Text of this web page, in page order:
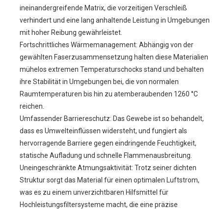
ineinandergreifende Matrix, die vorzeitigen Verschleiß
verhindert und eine lang anhaltende Leistung in Umgebungen
mit hoher Reibung gewährleistet.
Fortschrittliches Wärmemanagement: Abhängig von der
gewählten Faserzusammensetzung halten diese Materialien
mühelos extremen Temperaturschocks stand und behalten
ihre Stabilität in Umgebungen bei, die von normalen
Raumtemperaturen bis hin zu atemberaubenden 1260 °C
reichen.
Umfassender Barriereschutz: Das Gewebe ist so behandelt,
dass es Umwelteinflüssen widersteht, und fungiert als
hervorragende Barriere gegen eindringende Feuchtigkeit,
statische Aufladung und schnelle Flammenausbreitung.
Uneingeschränkte Atmungsaktivität: Trotz seiner dichten
Struktur sorgt das Material für einen optimalen Luftstrom,
was es zu einem unverzichtbaren Hilfsmittel für
Hochleistungsfiltersysteme macht, die eine präzise